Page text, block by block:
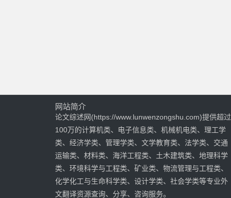
网站简介
论文综述网(https://www.lunwenzongshu.com)提供超过
100万的计算机类、电子信息类、机械机电类、理工学
类、经济学类、管理学类、文学教育类、法学类、交通
运输类、材料类、海洋工程类、土木建筑类、地理科学
类、环境科学与工程类、矿业类、物流管理与工程类、
化学化工与生命科学类、设计学类、社会学类等专业外
文翻译资源查询、分享、咨询服务。